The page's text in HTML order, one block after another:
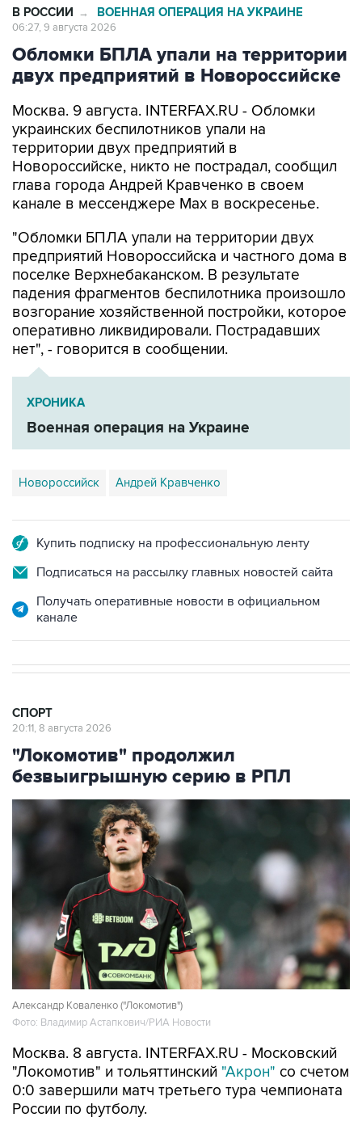
В РОССИИ → ВОЕННАЯ ОПЕРАЦИЯ НА УКРАИНЕ
06:27, 9 августа 2026
Обломки БПЛА упали на территории
двух предприятий в Новороссийске
Москва. 9 августа. INTERFAX.RU - Обломки
украинских беспилотников упали на
территории двух предприятий в
Новороссийске, никто не пострадал, сообщил
глава города Андрей Кравченко в своем
канале в мессенджере Max в воскресенье.
"Обломки БПЛА упали на территории двух
предприятий Новороссийска и частного дома в
поселке Верхнебаканском. В результате
падения фрагментов беспилотника произошло
возгорание хозяйственной постройки, которое
оперативно ликвидировали. Пострадавших
нет", - говорится в сообщении.
ХРОНИКА
Военная операция на Украине
Новороссийск Андрей Кравченко
Купить подписку на профессиональную ленту
Подписаться на рассылку главных новостей сайта
Получать оперативные новости в официальном
канале
СПОРТ
20:11, 8 августа 2026
"Локомотив" продолжил
безвыигрышную серию в РПЛ
Александр Коваленко ("Локомотив")
Фото: Владимир Астапкович/РИА Новости
Москва. 8 августа. INTERFAX.RU - Московский
"Локомотив" и тольяттинский "Акрон" со счетом
0:0 завершили матч третьего тура чемпионата
России по футболу.